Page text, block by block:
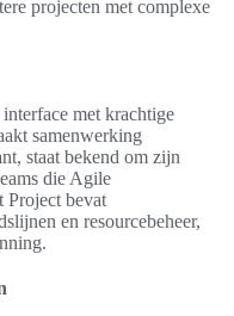
projecten met complexe
met krachtige
samenwerking
staat bekend om zijn
die Agile
Project bevat
en resourcebeheer,